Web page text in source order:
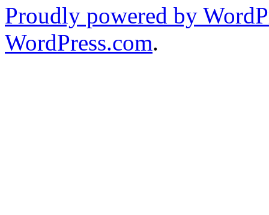
Proudly powered by
WordPress.com.